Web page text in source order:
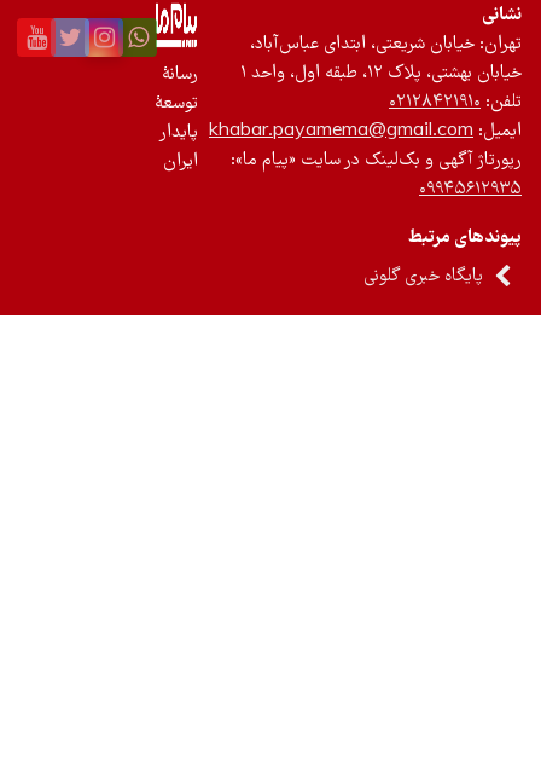
خیابان شریعتی، ابتدای عباس‌آباد،
بهشتی، پلاک ۱۲، طبقه اول، واحد ۱
۰۲۱۲۸۴۲۱۹۱۰
khabar.payamema@gmail.com
آگهی و بک‌لینک در سایت «پیام ما»:
مرتبط
پایگاه خبری گلونی
توسعۀ
پایدار
ایران